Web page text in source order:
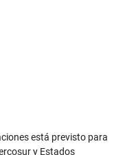
está previsto para
y Estados